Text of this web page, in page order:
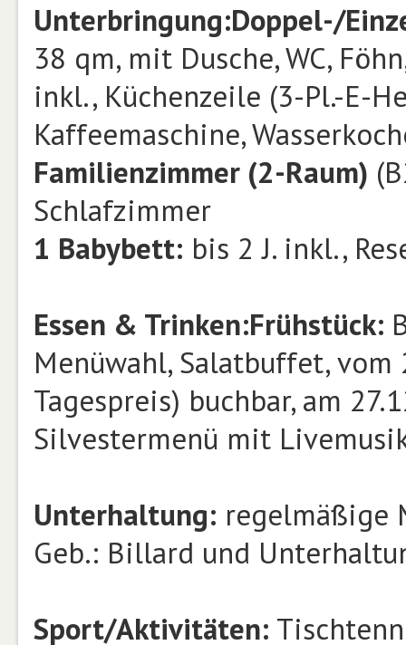
Unterbringung:Doppel-/
38 qm, mit Dusche, WC,
inkl., Küchenzeile (3-Pl.-E-
Kaffeemaschine,
Familienzimmer (2-Raum)
Schlafzimmer
1 Babybett: bis 2 J. inkl.,
Essen & Trinken:Frühstück:
Menüwahl, Salatbuffet,
Tagespreis) buchbar, am
Silvestermenü mit
Unterhaltung: regelmäßige
Geb.: Billard und
Sport/Aktivitäten: